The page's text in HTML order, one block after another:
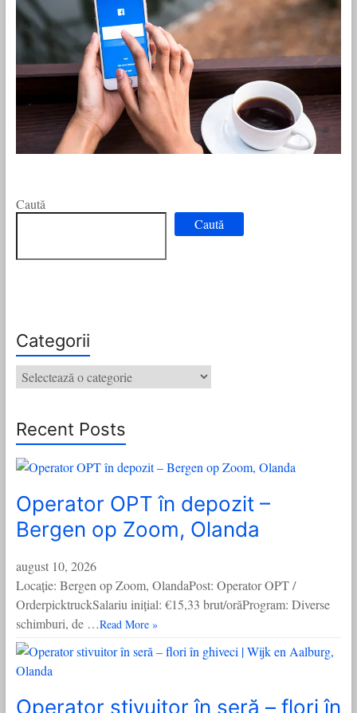
Caută
Caută
Categorii
Categorii
Recent Posts
Operator OPT în depozit –
Bergen op Zoom, Olanda
august 10, 2026
Locație: Bergen op Zoom, OlandaPost: Operator OPT /
OrderpicktruckSalariu inițial: €15,33 brut/orăProgram: Diverse
schimburi, de …Read More »
Operator stivuitor în seră – flori în